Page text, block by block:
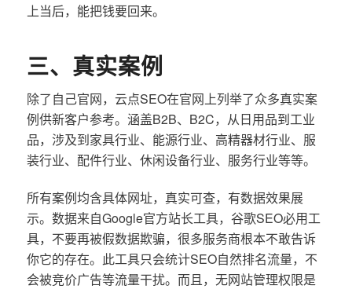
上当后，能把钱要回来。
三、真实案例
除了自己官网，云点SEO在官网上列举了众多真实案
例供新客户参考。涵盖B2B、B2C，从日用品到工业
品，涉及到家具行业、能源行业、高精器材行业、服
装行业、配件行业、休闲设备行业、服务行业等等。
所有案例均含具体网址，真实可查，有数据效果展
示。数据来自Google官方站长工具，谷歌SEO必用工
具，不要再被假数据欺骗，很多服务商根本不敢告诉
你它的存在。此工具只会统计SEO自然排名流量，不
会被竞价广告等流量干扰。而且，无网站管理权限是